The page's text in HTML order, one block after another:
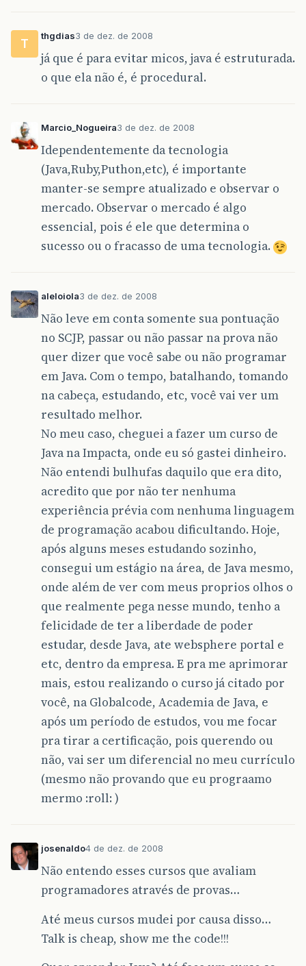
T
thgdias3 de dez. de 2008
já que é para evitar micos, java é estruturada.
o que ela não é, é procedural.
Marcio_Nogueira3 de dez. de 2008
Idependentemente da tecnologia
(Java,Ruby,Puthon,etc), é importante
manter-se sempre atualizado e observar o
mercado. Observar o mercado é algo
essencial, pois é ele que determina o
sucesso ou o fracasso de uma tecnologia.
aleloiola3 de dez. de 2008
Não leve em conta somente sua pontuação
no SCJP, passar ou não passar na prova não
quer dizer que você sabe ou não programar
em Java. Com o tempo, batalhando, tomando
na cabeça, estudando, etc, você vai ver um
resultado melhor.
No meu caso, cheguei a fazer um curso de
Java na Impacta, onde eu só gastei dinheiro.
Não entendi bulhufas daquilo que era dito,
acredito que por não ter nenhuma
experiência prévia com nenhuma linguagem
de programação acabou dificultando. Hoje,
após alguns meses estudando sozinho,
consegui um estágio na área, de Java mesmo,
onde além de ver com meus proprios olhos o
que realmente pega nesse mundo, tenho a
felicidade de ter a liberdade de poder
estudar, desde Java, ate websphere portal e
etc, dentro da empresa. E pra me aprimorar
mais, estou realizando o curso já citado por
você, na Globalcode, Academia de Java, e
após um período de estudos, vou me focar
pra tirar a certificação, pois querendo ou
não, vai ser um diferencial no meu currículo
(mesmo não provando que eu prograamo
mermo :roll: )
josenaldo4 de dez. de 2008
Não entendo esses cursos que avaliam
programadores através de provas…
Até meus cursos mudei por causa disso…
Talk is cheap, show me the code!!!